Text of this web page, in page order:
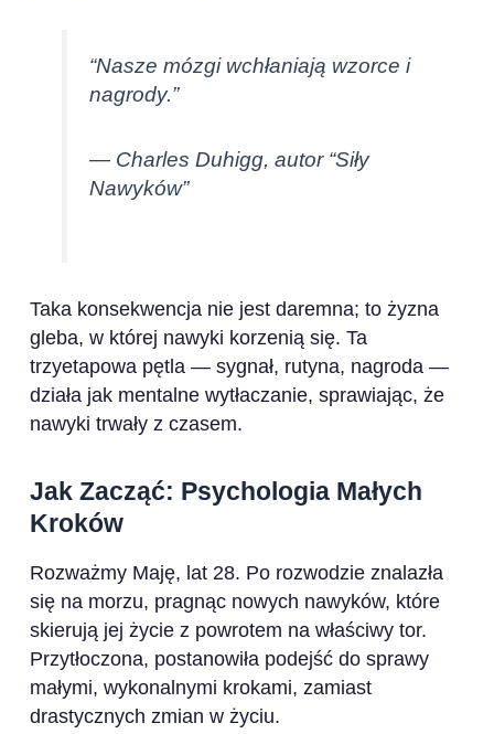
“Nasze mózgi wchłaniają wzorce i
nagrody.”
— Charles Duhigg, autor “Siły
Nawyków”
Taka konsekwencja nie jest daremna; to żyzna
gleba, w której nawyki korzenią się. Ta
trzyetapowa pętla — sygnał, rutyna, nagroda —
działa jak mentalne wytłaczanie, sprawiając, że
nawyki trwały z czasem.
Jak Zacząć: Psychologia Małych
Kroków
Rozważmy Maję, lat 28. Po rozwodzie znalazła
się na morzu, pragnąc nowych nawyków, które
skierują jej życie z powrotem na właściwy tor.
Przytłoczona, postanowiła podejść do sprawy
małymi, wykonalnymi krokami, zamiast
drastycznych zmian w życiu.